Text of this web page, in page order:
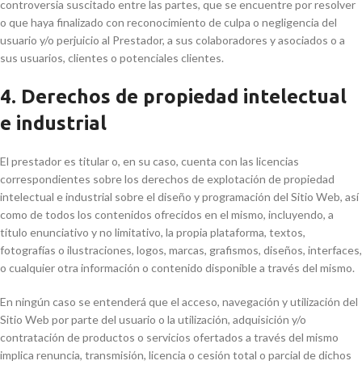
controversia suscitado entre las partes, que se encuentre por resolver
o que haya finalizado con reconocimiento de culpa o negligencia del
usuario y/o perjuicio al Prestador, a sus colaboradores y asociados o a
sus usuarios, clientes o potenciales clientes.
4. Derechos de propiedad intelectual
e industrial
El prestador es titular o, en su caso, cuenta con las licencias
correspondientes sobre los derechos de explotación de propiedad
intelectual e industrial sobre el diseño y programación del Sitio Web, así
como de todos los contenidos ofrecidos en el mismo, incluyendo, a
título enunciativo y no limitativo, la propia plataforma, textos,
fotografías o ilustraciones, logos, marcas, grafismos, diseños, interfaces,
o cualquier otra información o contenido disponible a través del mismo.
En ningún caso se entenderá que el acceso, navegación y utilización del
Sitio Web por parte del usuario o la utilización, adquisición y/o
contratación de productos o servicios ofertados a través del mismo
implica renuncia, transmisión, licencia o cesión total o parcial de dichos